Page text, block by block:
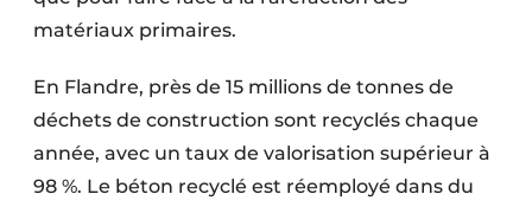
matériaux primaires.
En Flandre, près de 15 millions de tonnes de
déchets de construction sont recyclés chaque
année, avec un taux de valorisation supérieur à
98 %. Le béton recyclé est réemployé dans du